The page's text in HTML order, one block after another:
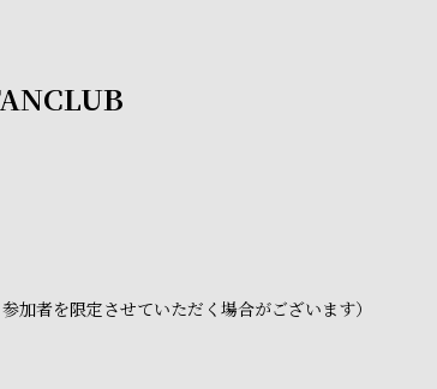
加者を限定させていただく場合がございます）